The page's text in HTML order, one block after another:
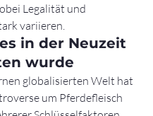
Legalität und
variieren.
in der Neuzeit
wurde
globalisierten Welt hat
um Pferdefleisch